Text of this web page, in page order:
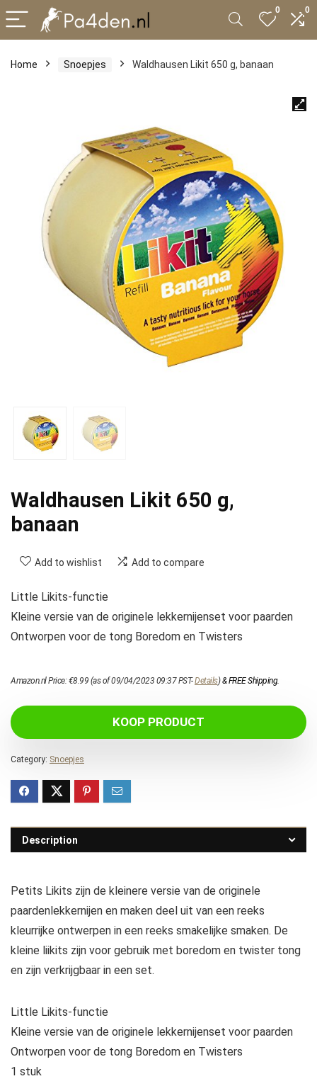
0 0
Home Snoepjes Waldhausen Likit 650 g, banaan
Waldhausen Likit 650 g,
banaan
Add to wishlist Add to compare
Little Likits-functie
Kleine versie van de originele lekkernijenset voor paarden
Ontworpen voor de tong Boredom en Twisters
Amazon.nl Price:€8.99 (as of 09/04/2023 09:37 PST-Details)&FREE Shipping.
KOOP PRODUCT
Category: Snoepjes
Description
Petits Likits zijn de kleinere versie van de originele
paardenlekkernijen en maken deel uit van een reeks
kleurrijke ontwerpen in een reeks smakelijke smaken. De
kleine liikits zijn voor gebruik met boredom en twister tong
en zijn verkrijgbaar in een set.
Little Likits-functie
Kleine versie van de originele lekkernijenset voor paarden
Ontworpen voor de tong Boredom en Twisters
1 stuk